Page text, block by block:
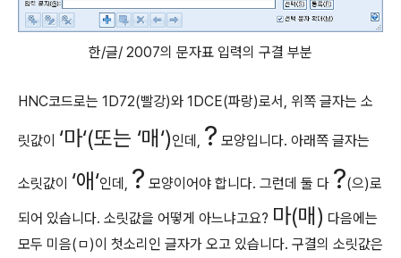
한/글/ 2007의 문자표 입력의 구결 부분
HNC코드로는 1D72(빨강)와 1DCE(파랑)로서, 위쪽 글자는 소
릿값이 ‘마‘(또는 ‘매‘)인데, ? 모양입니다. 아래쪽 글자는
소릿값이 ‘애‘인데, ? 모양이어야 합니다. 그런데 둘 다 ?(으)로
되어 있습니다. 소릿값을 어떻게 아느냐고요? 마(매) 다음에는
모두 미음(ㅁ)이 첫소리인 글자가 오고 있습니다. 구결의 소릿값은